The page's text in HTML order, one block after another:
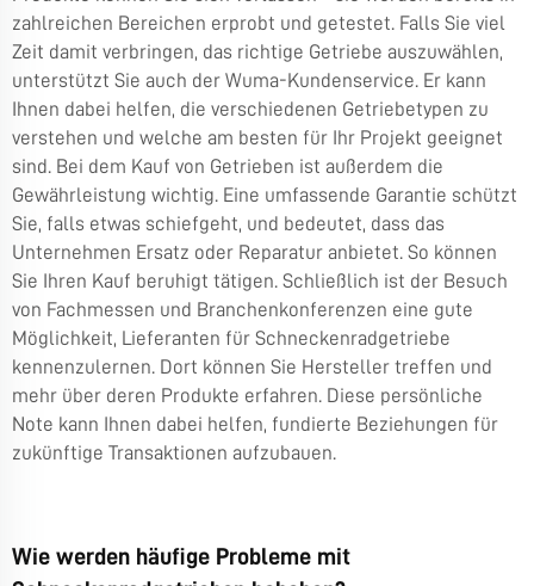
zahlreichen Bereichen erprobt und getestet. Falls Sie viel
Zeit damit verbringen, das richtige Getriebe auszuwählen,
unterstützt Sie auch der Wuma-Kundenservice. Er kann
Ihnen dabei helfen, die verschiedenen Getriebetypen zu
verstehen und welche am besten für Ihr Projekt geeignet
sind. Bei dem Kauf von Getrieben ist außerdem die
Gewährleistung wichtig. Eine umfassende Garantie schützt
Sie, falls etwas schiefgeht, und bedeutet, dass das
Unternehmen Ersatz oder Reparatur anbietet. So können
Sie Ihren Kauf beruhigt tätigen. Schließlich ist der Besuch
von Fachmessen und Branchenkonferenzen eine gute
Möglichkeit, Lieferanten für Schneckenradgetriebe
kennenzulernen. Dort können Sie Hersteller treffen und
mehr über deren Produkte erfahren. Diese persönliche
Note kann Ihnen dabei helfen, fundierte Beziehungen für
zukünftige Transaktionen aufzubauen.
Wie werden häufige Probleme mit